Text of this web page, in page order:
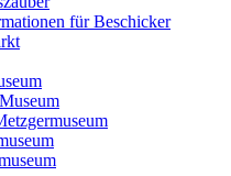
für Beschicker